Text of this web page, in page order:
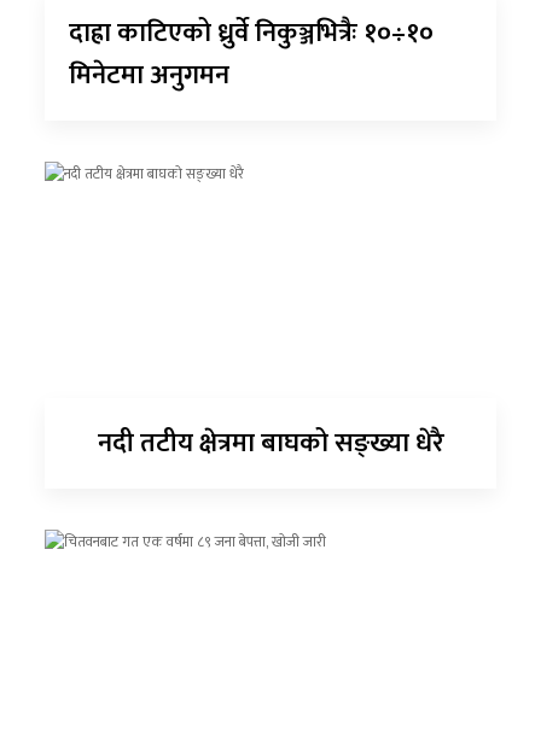
दाह्रा काटिएको ध्रुर्वे निकुञ्जभित्रैः १०÷१०
मिनेटमा अनुगमन
नदी तटीय क्षेत्रमा बाघको सङ्ख्या धेरै